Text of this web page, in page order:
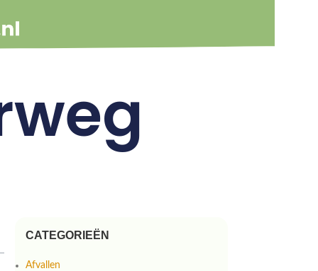
CATEGORIEËN
Afvallen